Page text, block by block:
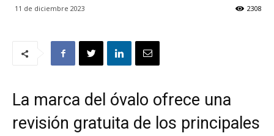
11 de diciembre 2023 2308
La marca del óvalo ofrece una
revisión gratuita de los principales